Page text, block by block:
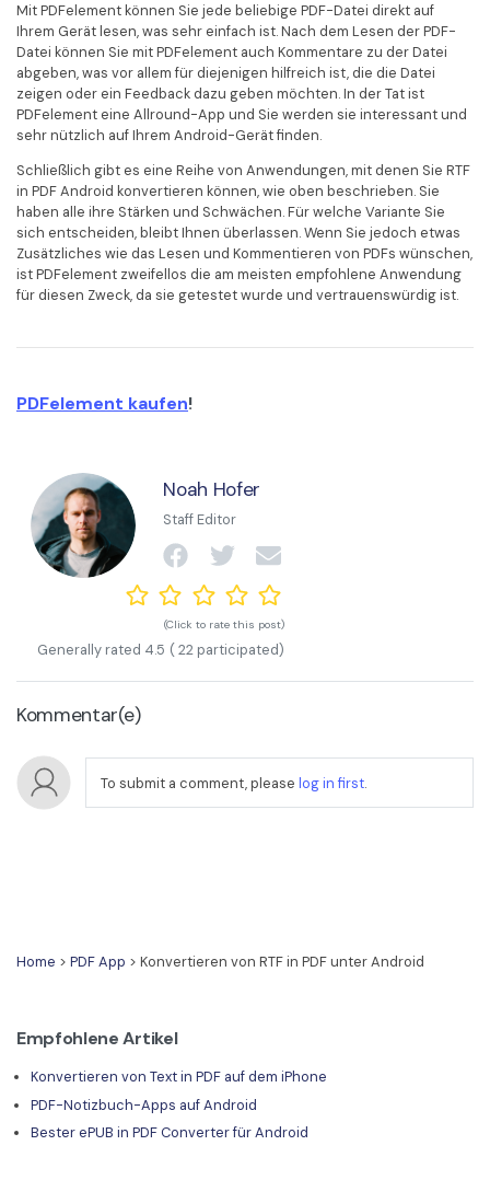
Mit PDFelement können Sie jede beliebige PDF-Datei direkt auf
Ihrem Gerät lesen, was sehr einfach ist. Nach dem Lesen der PDF-
Datei können Sie mit PDFelement auch Kommentare zu der Datei
abgeben, was vor allem für diejenigen hilfreich ist, die die Datei
zeigen oder ein Feedback dazu geben möchten. In der Tat ist
PDFelement eine Allround-App und Sie werden sie interessant und
sehr nützlich auf Ihrem Android-Gerät finden.
Schließlich gibt es eine Reihe von Anwendungen, mit denen Sie RTF
in PDF Android konvertieren können, wie oben beschrieben. Sie
haben alle ihre Stärken und Schwächen. Für welche Variante Sie
sich entscheiden, bleibt Ihnen überlassen. Wenn Sie jedoch etwas
Zusätzliches wie das Lesen und Kommentieren von PDFs wünschen,
ist PDFelement zweifellos die am meisten empfohlene Anwendung
für diesen Zweck, da sie getestet wurde und vertrauenswürdig ist.
PDFelement kaufen!
Noah Hofer
Staff Editor
(Click to rate this post)
Generally rated 4.5 ( 22 participated)
Kommentar(e)
To submit a comment, please log in first.
Home > PDF App > Konvertieren von RTF in PDF unter Android
Empfohlene Artikel
Konvertieren von Text in PDF auf dem iPhone
PDF-Notizbuch-Apps auf Android
Bester ePUB in PDF Converter für Android